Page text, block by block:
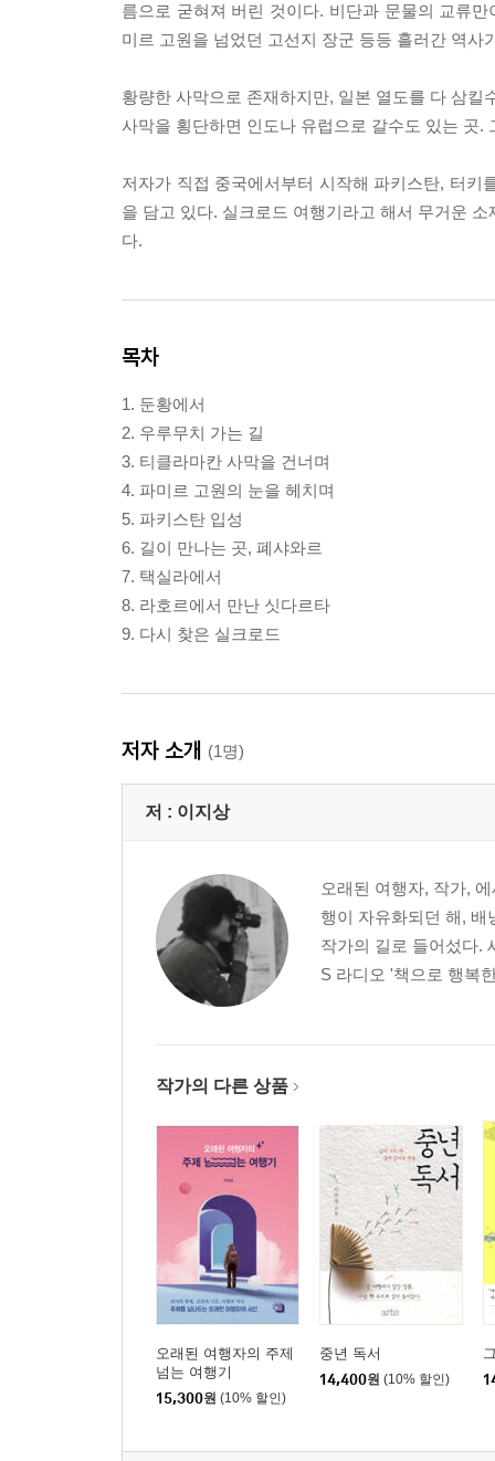
름으로 굳혀져 버린 것이다. 비단과 문물의 교류
미르 고원을 넘었던 고선지 장군 등등 흘러간 역사
황량한 사막으로 존재하지만, 일본 열도를 다 삼
사막을 횡단하면 인도나 유럽으로 갈수도 있는 곳.
저자가 직접 중국에서부터 시작해 파키스탄, 터
을 담고 있다. 실크로드 여행기라고 해서 무거운
다.
목차
1. 둔황에서
2. 우루무치 가는 길
3. 티클라마칸 사막을 건너며
4. 파미르 고원의 눈을 헤치며
5. 파키스탄 입성
6. 길이 만나는 곳, 폐샤와르
7. 택실라에서
8. 라호르에서 만난 싯다르타
9. 다시 찾은 실크로드
저자 소개 (1명)
저 : 이지상
오래된 여행자, 작가,
행이 자유화되던 해,
작가의 길로 들어섰다.
S 라디오 '책으로 행복
작가의 다른 상품
오래된 여행자의 주제
넘는 여행기
15,300원 (10% 할인)
중년 독서
14,400원 (10% 할인)